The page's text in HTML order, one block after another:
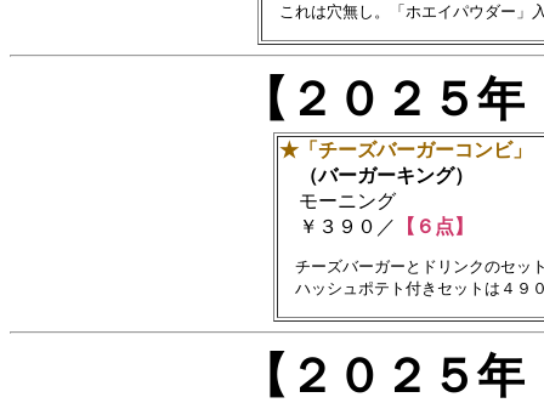
【２０２５
★「チーズバーガーコンビ」
（バーガーキング）
モーニング
￥３９０／
【６点】
チーズバーガーとドリンクのセッ
【２０２５